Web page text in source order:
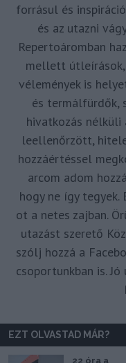
forrásul és
és az utazni
Repertoáromban
mellett útleírások,
vélemények is
és termálfürdők,
hivatkozás nélküli
leellenőrzött,
hozzáértéssel
arcom adom
hogy ne így tegyek.
ot a netes zajban.
utazást szerető
szólj hozzá a
csoportunkban is.
EZT OLVASTAD MÁR?
22 óra a